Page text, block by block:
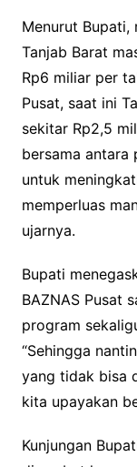
Menurut Bupati,
Tanjab Barat
Rp6 miliar per
Pusat, saat ini
sekitar Rp2,5
bersama antara
untuk
memperluas
ujarnya.
Bupati
BAZNAS Pusat
program
“Sehingga
yang tidak bisa
kita upayakan
Kunjungan